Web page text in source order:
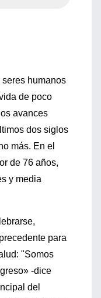
humanos
de poco
avances
dos siglos
más. En el
de 76 años,
y media
para
"Somos
-dice
del